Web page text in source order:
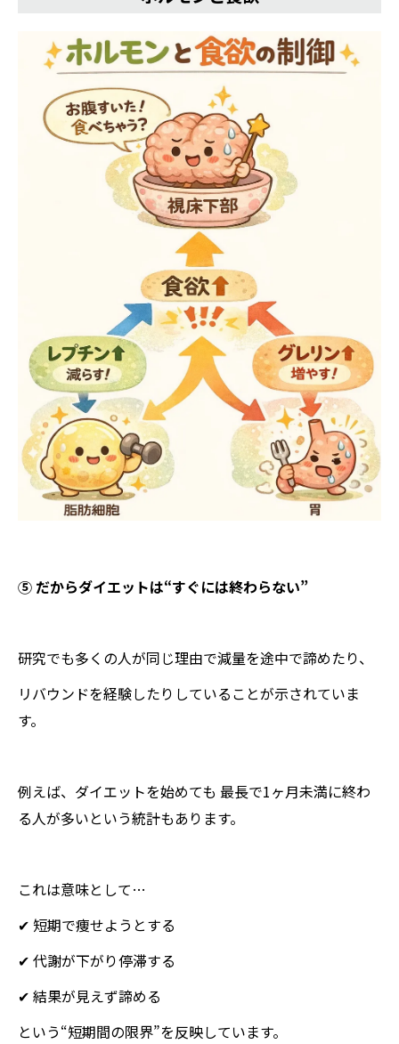
⑤ だからダイエットは“すぐには終わらない”
研究でも多くの人が同じ理由で減量を途中で諦めたり、
リバウンドを経験したりしていることが示されていま
す。
例えば、ダイエットを始めても 最長で1ヶ月未満に終わ
る人が多いという統計もあります。
これは意味として…
✔ 短期で痩せようとする
✔ 代謝が下がり停滞する
✔ 結果が見えず諦める
という“短期間の限界”を反映しています。